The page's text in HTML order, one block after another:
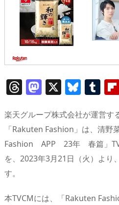
T
re
a
d
s
M
st
o
d
o
X Bl
e
sk
y
T
m
bl
r
楽天グループ株式会社が運営す
「Rakuten Fashion」は、清野
Fashion APP 23年 春篇」
を、2023年3月21日（火）より
す。
本TVCMには、「Rakuten